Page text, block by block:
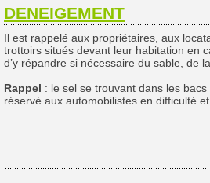
DENEIGEMENT
Il est rappelé aux propriétaires, aux
trottoirs situés devant leur habitation en
d’y répandre si nécessaire du sable, de
Rappel : le sel se trouvant dans les
réservé aux automobilistes en difficulté